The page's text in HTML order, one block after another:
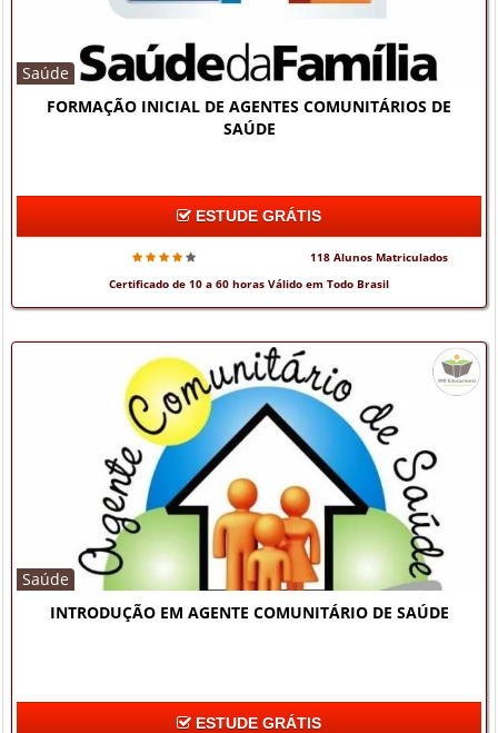
Saúde
FORMAÇÃO INICIAL DE AGENTES COMUNITÁRIOS DE
SAÚDE
ESTUDE GRÁTIS
118 Alunos Matriculados
Certificado de 10 a 60 horas Válido em Todo Brasil
Saúde
INTRODUÇÃO EM AGENTE COMUNITÁRIO DE SAÚDE
ESTUDE GRÁTIS